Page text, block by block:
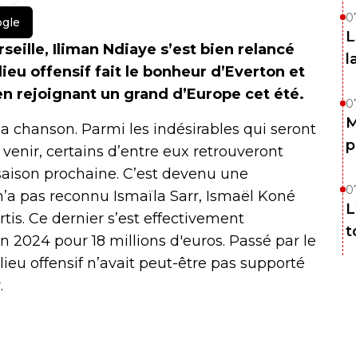
Iliman Ndiaye s’est bien relancé
offensif fait le bonheur d’Everton et
rejoignant un grand d’Europe cet été.
chanson. Parmi les indésirables qui seront
certains d’entre eux retrouveront
prochaine. C’est devenu une
pas reconnu Ismaïla Sarr, Ismaël Koné
Ce dernier s’est effectivement
pour 18 millions d'euros. Passé par le
offensif n’avait peut-être pas supporté